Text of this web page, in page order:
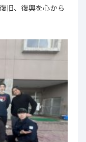
旧、復興を心から